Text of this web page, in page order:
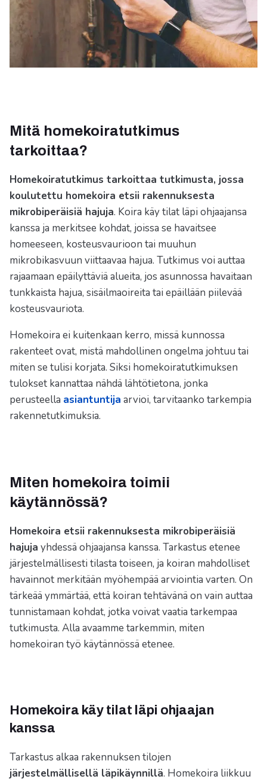
Mitä homekoiratutkimus
tarkoittaa?
Homekoiratutkimus tarkoittaa tutkimusta, jossa
koulutettu homekoira etsii rakennuksesta
mikrobiperäisiä hajuja. Koira käy tilat läpi ohjaajansa
kanssa ja merkitsee kohdat, joissa se havaitsee
homeeseen, kosteusvaurioon tai muuhun
mikrobikasvuun viittaavaa hajua. Tutkimus voi auttaa
rajaamaan epäilyttäviä alueita, jos asunnossa havaitaan
tunkkaista hajua, sisäilmaoireita tai epäillään piilevää
kosteusvauriota.
Homekoira ei kuitenkaan kerro, missä kunnossa
rakenteet ovat, mistä mahdollinen ongelma johtuu tai
miten se tulisi korjata. Siksi homekoiratutkimuksen
tulokset kannattaa nähdä lähtötietona, jonka
perusteella asiantuntija arvioi, tarvitaanko tarkempia
rakennetutkimuksia.
Miten homekoira toimii
käytännössä?
Homekoira etsii rakennuksesta mikrobiperäisiä
hajuja yhdessä ohjaajansa kanssa. Tarkastus etenee
järjestelmällisesti tilasta toiseen, ja koiran mahdolliset
havainnot merkitään myöhempää arviointia varten. On
tärkeää ymmärtää, että koiran tehtävänä on vain auttaa
tunnistamaan kohdat, jotka voivat vaatia tarkempaa
tutkimusta. Alla avaamme tarkemmin, miten
homekoiran työ käytännössä etenee.
Homekoira käy tilat läpi ohjaajan
kanssa
Tarkastus alkaa rakennuksen tilojen
järjestelmällisellä läpikäynnillä. Homekoira liikkuu